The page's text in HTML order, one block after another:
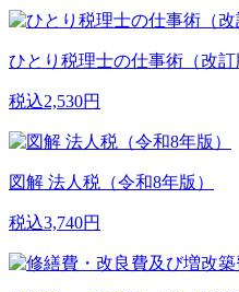
ひとり税理士の仕事術（改訂
税込2,530円
図解 法人税（令和8年版）
税込3,740円